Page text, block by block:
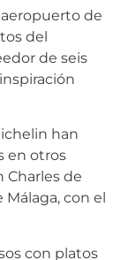
de
del
de seis
han
en otros
Charles de
con el
con platos